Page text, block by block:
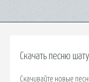
Скачать песню
Скачивайте новые